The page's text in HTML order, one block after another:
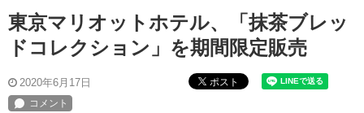
東京マリオットホテル、「抹茶ブレッ
ドコレクション」を期間限定販売
2020年6月17日 ポスト